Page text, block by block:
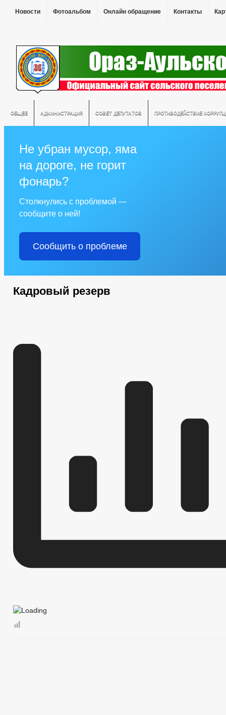
Новости Фотоальбом Онлайн обращение Контакты
ОБЩЕЕ АДМИНИСТРАЦИЯ СОВЕТ ДЕПУТАТОВ ПРОТИВОДЕЙСТВИЕ
Не убран мусор, яма
на дороге, не горит
фонарь?
Столкнулись с проблемой —
сообщите о ней!
Сообщить о проблеме
Кадровый резерв